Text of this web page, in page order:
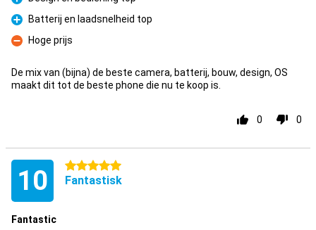
Fördelar
Fördelar
Batterij en laadsnelheid top
Nackdelar
Hoge prijs
De mix van (bijna) de beste camera, batterij, bouw, design, OS
maakt dit tot de beste phone die nu te koop is.
0 0
10 5 stjärnor
Fantastisk
Fantastic